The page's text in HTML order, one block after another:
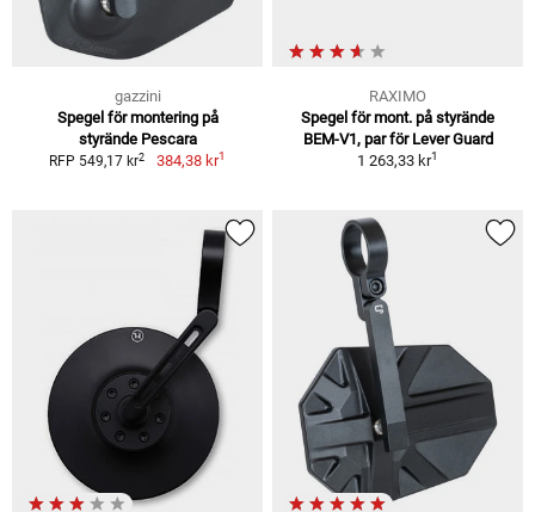
gazzini
Spegel för montering på
styrände Pescara
RFP 549,17 kr2 384,38 kr1
RAXIMO
Spegel för mont. på styrände
BEM-V1, par för Lever Guard
1 263,33 kr1